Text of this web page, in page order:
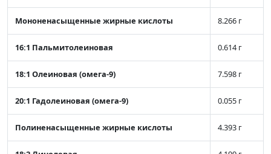
Мононенасыщенные жирные кислоты 8.266 г
16:1 Пальмитолеиновая 0.614 г
18:1 Олеиновая (омега-9) 7.598 г
20:1 Гадолеиновая (омега-9) 0.055 г
Полиненасыщенные жирные кислоты 4.393 г